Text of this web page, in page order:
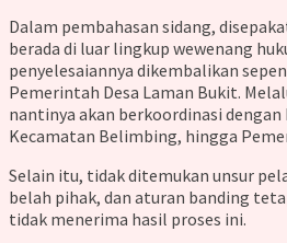
Dalam pembahasan sidang,
berada di luar lingkup wewenang
penyelesaiannya dikembalikan
Pemerintah Desa Laman Bukit.
nantinya akan berkoordinasi dengan
Kecamatan Belimbing, hingga
Selain itu, tidak ditemukan unsur
belah pihak, dan aturan banding
tidak menerima hasil proses ini.